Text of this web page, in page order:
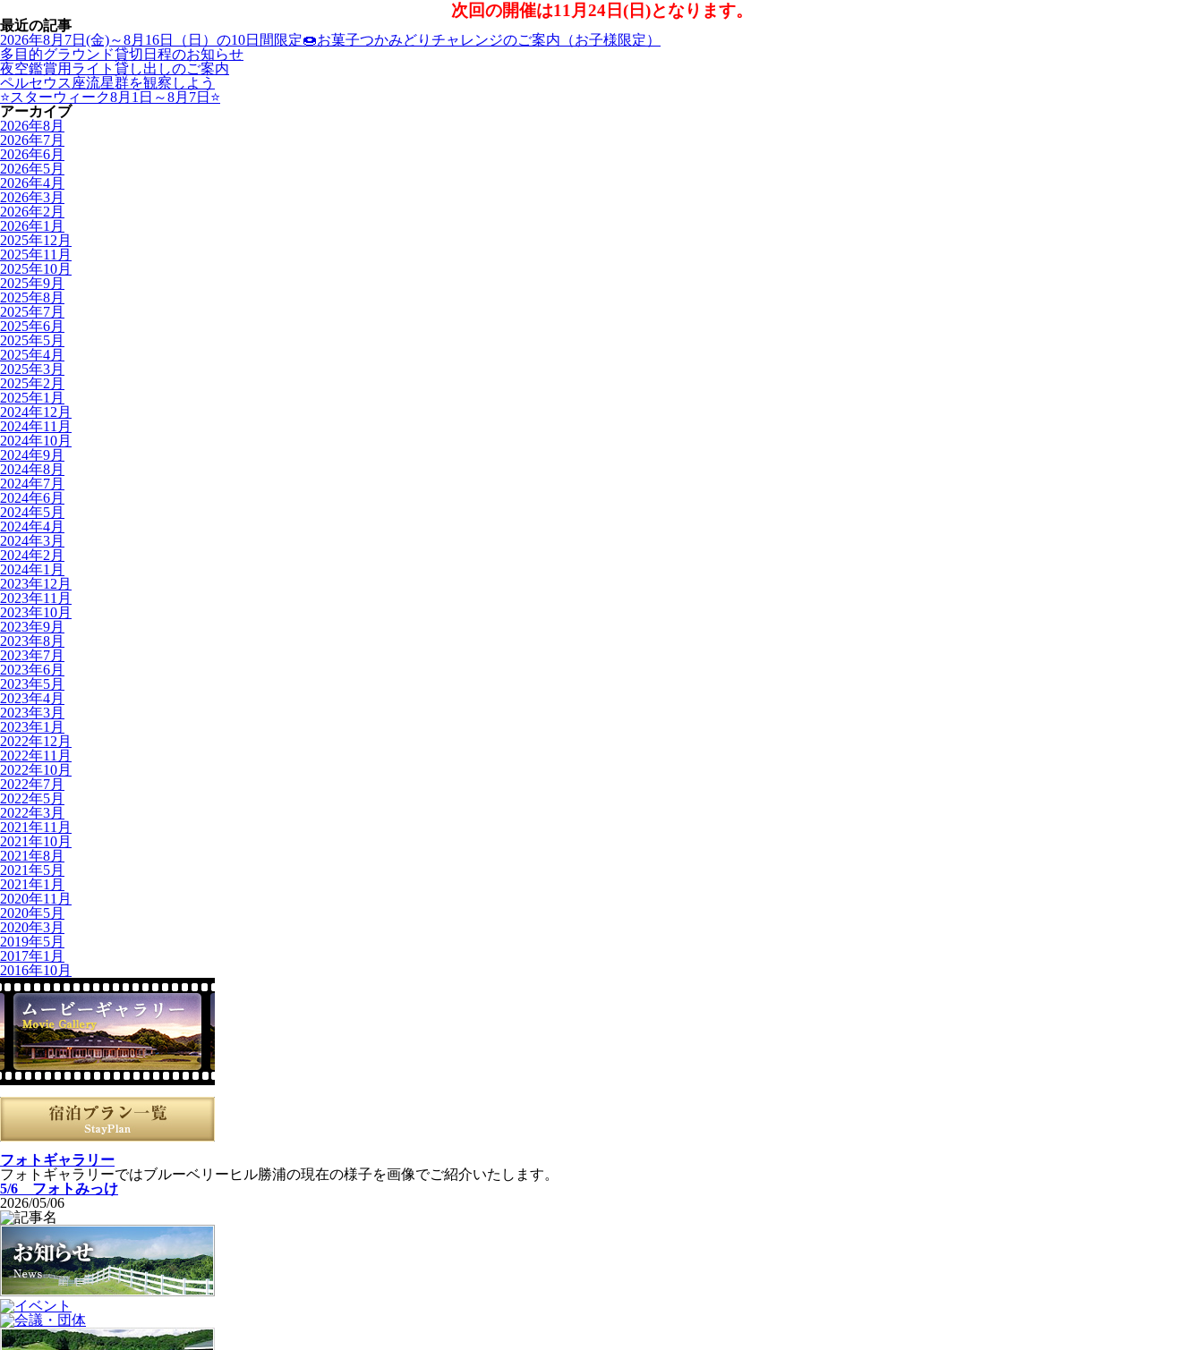
次回の開催は11月24日(日)となります。
最近の記事
2026年8月7日(金)～8月16日（日）の10日間限定🍩お菓子つかみどりチャレンジのご案内（お子様限定）
多目的グラウンド貸切日程のお知らせ
夜空鑑賞用ライト貸し出しのご案内
ペルセウス座流星群を観察しよう
⭐スターウィーク8月1日～8月7日⭐
アーカイブ
2026年8月
2026年7月
2026年6月
2026年5月
2026年4月
2026年3月
2026年2月
2026年1月
2025年12月
2025年11月
2025年10月
2025年9月
2025年8月
2025年7月
2025年6月
2025年5月
2025年4月
2025年3月
2025年2月
2025年1月
2024年12月
2024年11月
2024年10月
2024年9月
2024年8月
2024年7月
2024年6月
2024年5月
2024年4月
2024年3月
2024年2月
2024年1月
2023年12月
2023年11月
2023年10月
2023年9月
2023年8月
2023年7月
2023年6月
2023年5月
2023年4月
2023年3月
2023年1月
2022年12月
2022年11月
2022年10月
2022年7月
2022年5月
2022年3月
2021年11月
2021年10月
2021年8月
2021年5月
2021年1月
2020年11月
2020年5月
2020年3月
2019年5月
2017年1月
2016年10月
フォトギャラリー
フォトギャラリーではブルーベリーヒル勝浦の現在の様子を画像でご紹介いたします。
5/6 フォトみっけ
2026/05/06